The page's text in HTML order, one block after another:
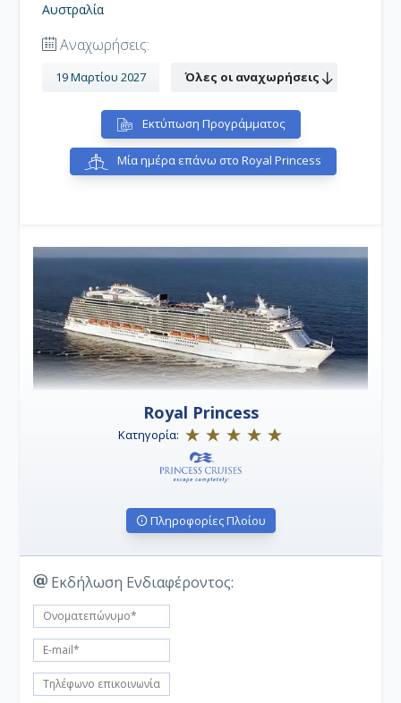
Αυστραλία
Αναχωρήσεις:
19 Μαρτίου 2027 Όλες οι αναχωρήσεις
Εκτύπωση Προγράμματος
Μία ημέρα επάνω στο Royal Princess
Royal Princess
Κατηγορία:
Πληροφορίες Πλοίου
Εκδήλωση Ενδιαφέροντος: